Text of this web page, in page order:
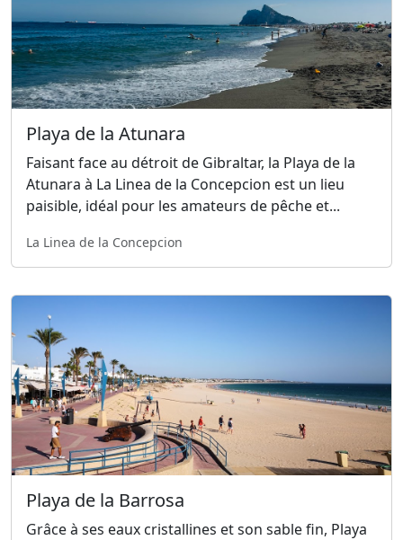
Playa de la Atunara
Faisant face au détroit de Gibraltar, la Playa de la
Atunara à La Linea de la Concepcion est un lieu
paisible, idéal pour les amateurs de pêche et...
La Linea de la Concepcion
Playa de la Barrosa
Grâce à ses eaux cristallines et son sable fin, Playa